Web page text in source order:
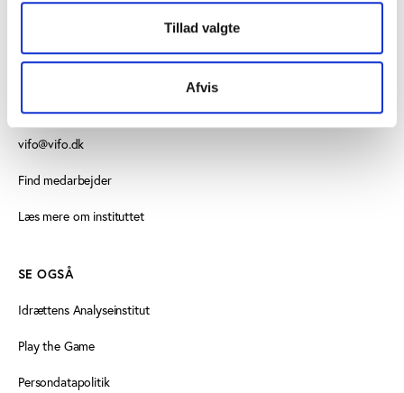
Tillad valgte
Afvis
+45 3266 1030
vifo@vifo.dk
Find medarbejder
Læs mere om instituttet
SE OGSÅ
Idrættens Analyseinstitut
Play the Game
Persondatapolitik